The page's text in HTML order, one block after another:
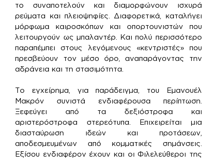
το συναποτελούν και διαμορφώνουν ισχυρά
ρεύματα και πλειοψηφίες. Διαφορετικά, καταλήγει
μόρφωμα καιροσκόπων και οπορτουνιστών που
λειτουργούν ως μπαλαντέρ. Και πολύ περισσότερο
παραπέμπει στους λεγόμενους «κεντριστές» που
πρεσβεύουν τον μέσο όρο, αναπαράγοντας την
αδράνεια και τη στασιμότητα.
Το εγχείρημα, για παράδειγμα, του Εμανουέλ
Μακρόν συνιστά ενδιαφέρουσα περίπτωση.
Ξεφεύγει από τα δεξιόστροφα και
αριστερόστροφα στερεότυπα. Επιχειρείται μια
διασταύρωση ιδεών και προτάσεων,
αποδεσμευμένων από κομματικές σημάνσεις.
Εξίσου ενδιαφέρον έχουν και οι Φιλελεύθεροι της